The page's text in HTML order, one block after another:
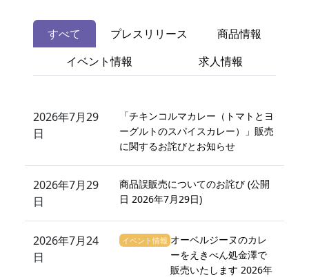
すべて プレスリリース
商品情報
イベント情報
求人情報
2026年7月29
日
「チキンコルマカレー（トマトとヨ
ーグルトのスパイスカレー）」販売
に関するお詫びとお知らせ
2026年7月29
日
商品誤販売についてのお詫び (公開
日 2026年7月29日)
2026年7月24
日
イベント情報 オーベルジーヌのカレ
ーをえきべん処金澤で
販売いたします 2026年